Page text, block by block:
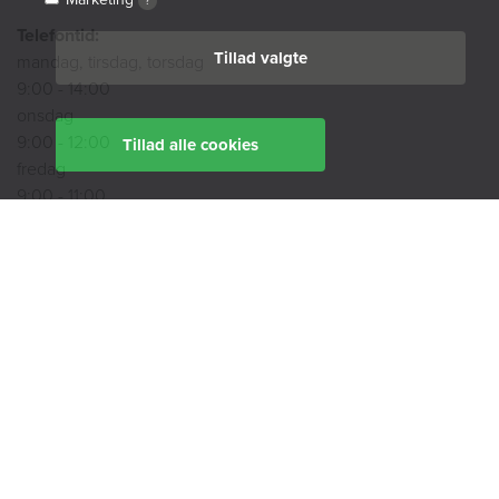
Tillad valgte
Tillad alle cookies
Telefontid:
9:00 - 14:00
onsdag
fredag
9:00 - 11:00